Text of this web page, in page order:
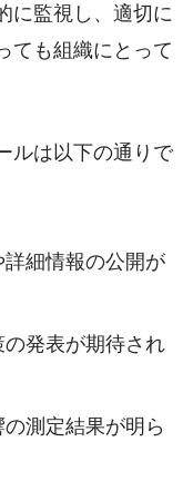
に監視し、適切に
ても組織にとって
ルは以下の通りで
細情報の公開が
発表が期待され
測定結果が明ら